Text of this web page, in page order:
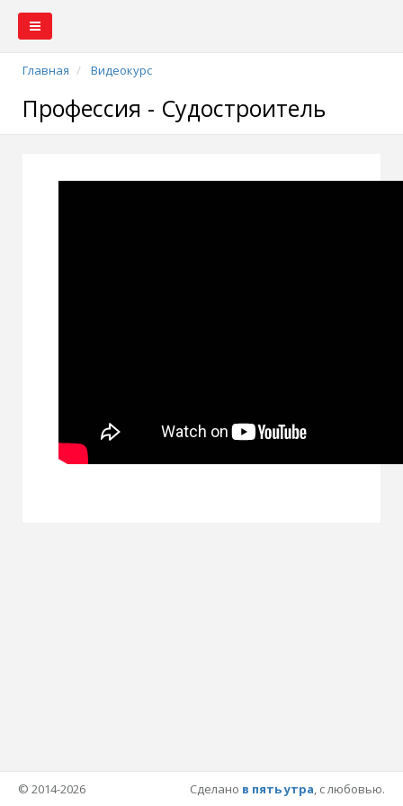
Главная Видеокурс
Профессия - Судостроитель
Сделано в пять утра, с любовью.
© 2014-2026